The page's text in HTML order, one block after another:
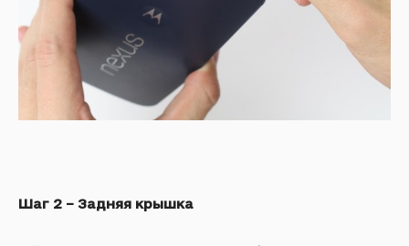
Шаг 2 – Задняя крышка